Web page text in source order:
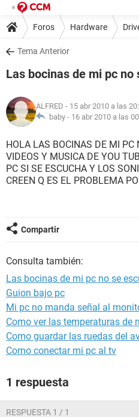
Foros Hardware
Tema Anterior
Las bocinas de mi pc no
ALFRED - 15 abr 2010 a las
baby - 16 abr 2010 a las
HOLA LAS BOCINAS DE MI PC
VIDEOS Y MUSICA DE YOU
PC SI SE ESCUCHA Y LOS
CREEN Q ES EL PROBLEMA
Compartir
Consulta también:
Las bocinas de mi pc no se
Guion bajo pc
Mi pc no manda señal al
Como ver las temperaturas de
Como guardar las ruedas del
Como conectar mi pc al tv
1 respuesta
RESPUESTA 1 / 1